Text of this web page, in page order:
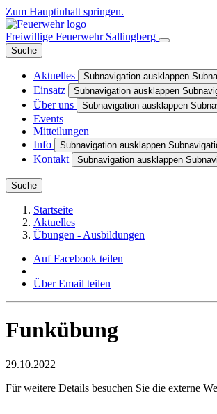
Zum Hauptinhalt springen.
Freiwillige Feuerwehr Sallingberg
Suche
Aktuelles Subnavigation ausklappen
Einsatz Subnavigation ausklappen
Über uns Subnavigation ausklappen
Events
Mitteilungen
Info
Subnavigation ausklappen
Kontakt Subnavigation ausklappen
Suche
Startseite
Aktuelles
Übungen - Ausbildungen
Auf Facebook teilen
Über Email teilen
Funkübung
29.10.2022
Für weitere Details besuchen Sie die externe